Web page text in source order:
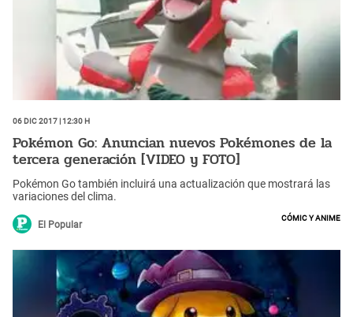
06 Dic 2017 | 12:30 h
Pokémon Go: Anuncian nuevos Pokémones de la
tercera generación [VIDEO y FOTO]
Pokémon Go también incluirá una actualización que mostrará las
variaciones del clima.
El Popular
Cómic y Anime